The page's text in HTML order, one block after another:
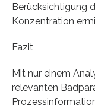
Berücksichtigung
Konzentration
Fazit
Mit nur einem
relevanten